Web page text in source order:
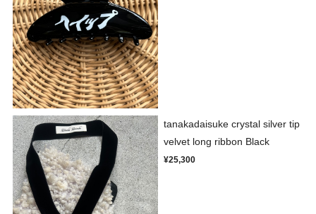
tanakadaisuke crystal silver tip
velvet long ribbon Black
¥25,300